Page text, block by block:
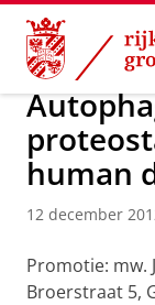
Skip
Content
Skip
Navigation
Over ons
human
12 december
Promotie: mw.
Broerstraat 5,